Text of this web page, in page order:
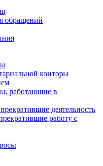
обращений
конторы
работающие в
деятельность
работу с